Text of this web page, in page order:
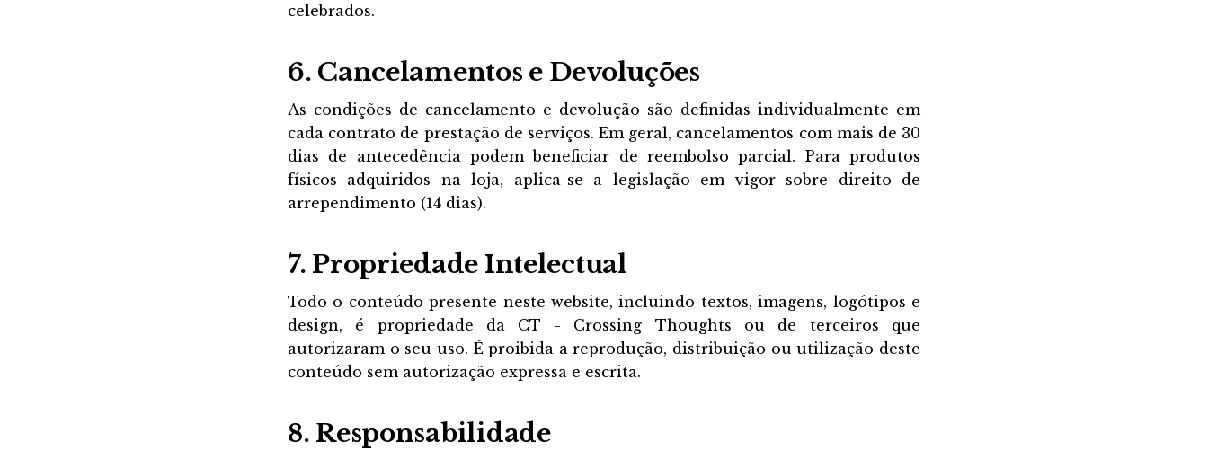
celebrados.
6. Cancelamentos e Devoluções
As condições de cancelamento e devolução são definidas individualmente em
cada contrato de prestação de serviços. Em geral, cancelamentos com mais de 30
dias de antecedência podem beneficiar de reembolso parcial. Para produtos
físicos adquiridos na loja, aplica-se a legislação em vigor sobre direito de
arrependimento (14 dias).
7. Propriedade Intelectual
Todo o conteúdo presente neste website, incluindo textos, imagens, logótipos e
design, é propriedade da CT - Crossing Thoughts ou de terceiros que
autorizaram o seu uso. É proibida a reprodução, distribuição ou utilização deste
conteúdo sem autorização expressa e escrita.
8. Responsabilidade